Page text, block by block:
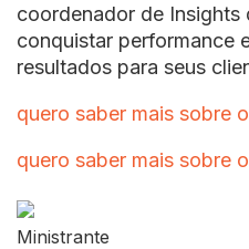
coordenador de Insights
conquistar performance
resultados para seus
quero saber mais sobre
quero saber mais sobre
Ministrante